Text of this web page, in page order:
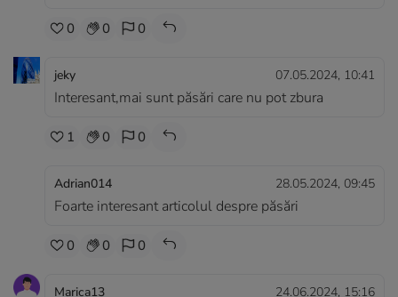
0 0 0
jeky 07.05.2024, 10:41
Interesant,mai sunt păsări care nu pot zbura
1 0 0
Adrian014 28.05.2024, 09:45
Foarte interesant articolul despre păsări
0 0 0
Marica13 24.06.2024, 15:16